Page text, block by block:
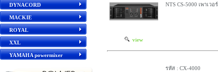
DYNACORD
MACKIE
ROYAL
XXL
YAMAHA powermixer
view
NTS CS-5000 เพาเว
รหัส : CX-4000